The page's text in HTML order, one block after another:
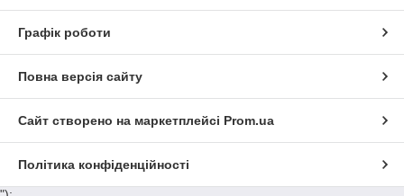
Графік роботи
Повна версія сайту
Сайт створено на маркетплейсі Prom.ua
Політика конфіденційності